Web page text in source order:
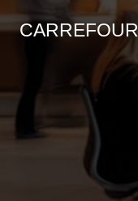
CARREFOUR